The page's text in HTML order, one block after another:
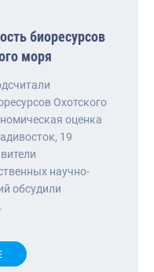
биоресурсов
моря
Охотского
оценка
19
научно-
обсудили